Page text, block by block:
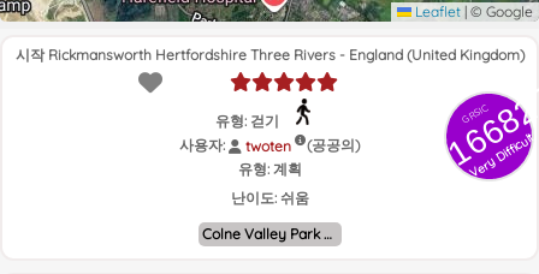
Leaflet | © Google
GRSIC
Very Difficult
시작 Rickmansworth Hertfordshire Three Rivers - England (United Kingdom)
유형: 걷기
사용자:
twoten
(공공의)
유형: 계획
난이도: 쉬움
Colne Valley Park Walks